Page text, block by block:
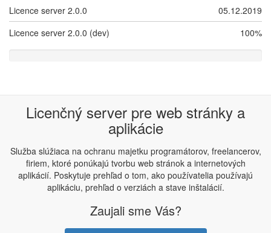
Licence server 2.0.0
05.12.2019
Licence server 2.0.0 (dev)
100%
Licenčný server pre web stránky a
aplikácie
Služba slúžiaca na ochranu majetku programátorov, freelancerov,
firiem, ktoré ponúkajú tvorbu web stránok a internetových
aplikácií. Poskytuje prehľad o tom, ako používatelia používajú
aplikáciu, prehľad o verziách a stave inštalácií.
Zaujali sme Vás?